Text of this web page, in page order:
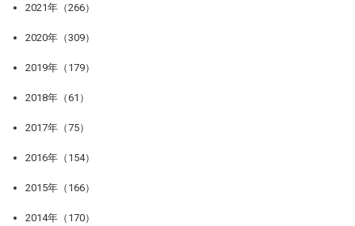
2021年（266）
2020年（309）
2019年（179）
2018年（61）
2017年（75）
2016年（154）
2015年（166）
2014年（170）